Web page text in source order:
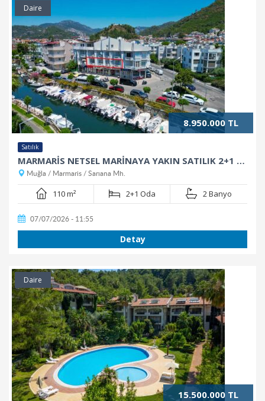
Daire
8.950.000 TL
Satılık
MARMARİS NETSEL MARİNAYA YAKIN SATILIK 2+1 DAİRE
Muğla / Marmaris / Sarıana Mh.
110 m² 2+1 Oda 2 Banyo
07/07/2026 - 11:55
Detay
Daire
15.500.000 TL